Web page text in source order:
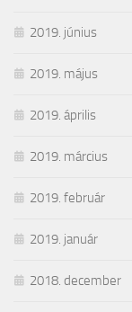
2019. június
2019. május
2019. április
2019. március
2019. február
2019. január
2018. december